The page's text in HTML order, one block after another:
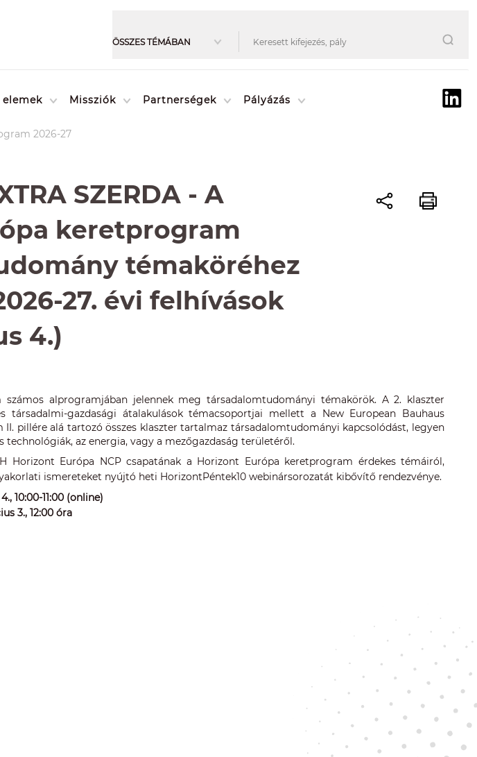
Missziók Partnerségek Pályázás
2026-27
SZERDA - A
keretprogram
témaköréhez
27. évi felhívások
4.)
alprogramjában jelennek meg társadalomtudományi témakörök. A 2. klaszter
társadalmi-gazdasági átalakulások témacsoportjai mellett a New European Bauhaus
II. pillére alá tartozó összes klaszter tartalmaz társadalomtudományi kapcsolódást, legyen
technológiák, az energia, vagy a mezőgazdaság területéről.
Horizont Európa NCP csapatának a Horizont Európa keretprogram érdekes témáiról,
ismereteket nyújtó heti HorizontPéntek10 webinársorozatát kibővítő rendezvénye.
10:00-11:00 (online)
3., 12:00 óra